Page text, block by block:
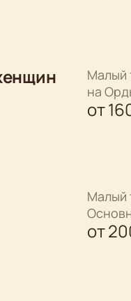
Малый
на
от
Малый
от